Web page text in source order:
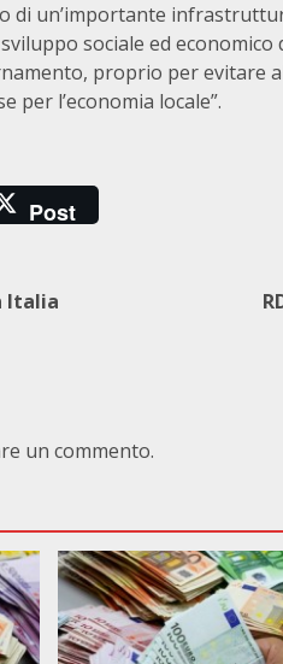
di un’importante
sociale ed
proprio per evitare
per l’economia locale”.
Post
Italia
un commento.